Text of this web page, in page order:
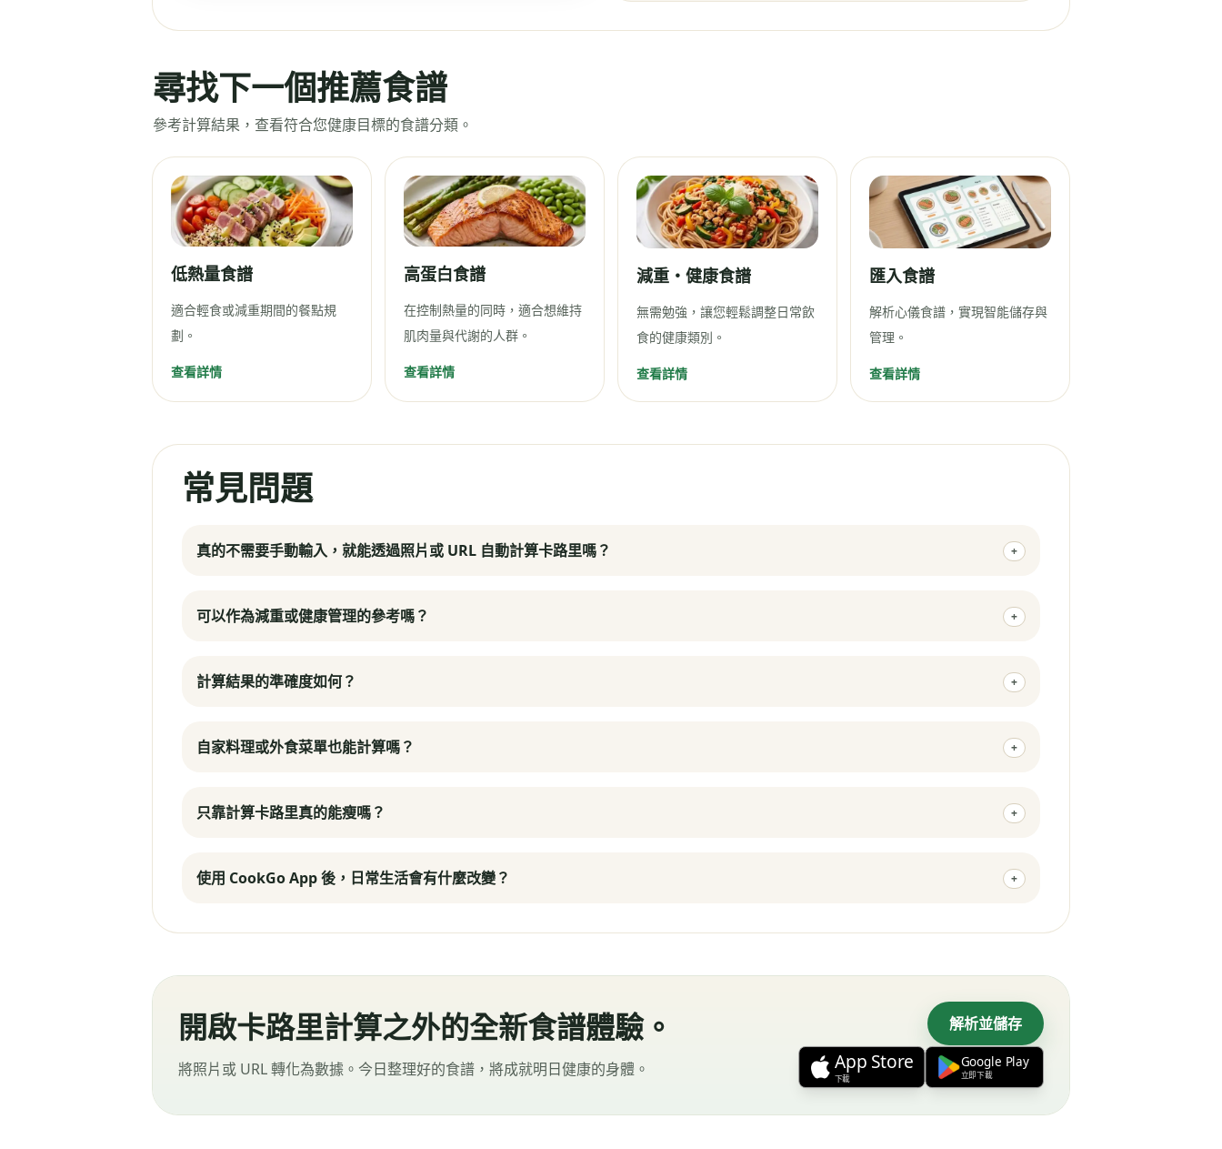
尋找下一個推薦食譜
參考計算結果，查看符合您健康目標的食譜分類。
低熱量食譜
適合輕食或減重期間的餐點規
劃。
查看詳情
高蛋白食譜
在控制熱量的同時，適合想維持
肌肉量與代謝的人群。
查看詳情
減重・健康食譜
無需勉強，讓您輕鬆調整日常飲
食的健康類別。
查看詳情
匯入食譜
解析心儀食譜，實現智能儲存與
管理。
查看詳情
常見問題
真的不需要手動輸入，就能透過照片或 URL 自動計算卡路里嗎？ +
可以作為減重或健康管理的參考嗎？ +
計算結果的準確度如何？ +
自家料理或外食菜單也能計算嗎？ +
只靠計算卡路里真的能瘦嗎？ +
使用 CookGo App 後，日常生活會有什麼改變？ +
開啟卡路里計算之外的全新食譜體驗。
將照片或 URL 轉化為數據。今日整理好的食譜，將成就明日健康的身體。
解析並儲存
App Store
下載
Google Play
立即下載